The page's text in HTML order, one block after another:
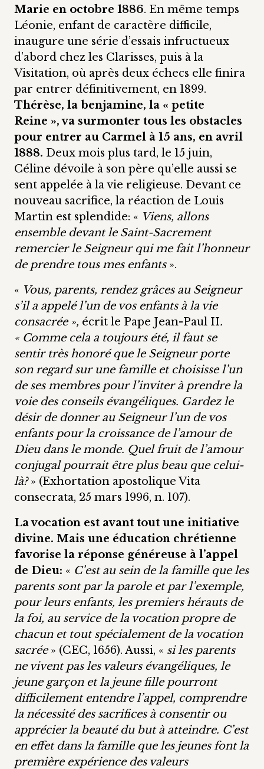
Marie en octobre 1886. En même temps
Léonie, enfant de caractère difficile,
inaugure une série d’essais infructueux
d’abord chez les Clarisses, puis à la
Visitation, où après deux échecs elle finira
par entrer définitivement, en 1899.
Thérèse, la benjamine, la « petite
Reine », va surmonter tous les obstacles
pour entrer au Carmel à 15 ans, en avril
1888. Deux mois plus tard, le 15 juin,
Céline dévoile à son père qu’elle aussi se
sent appelée à la vie religieuse. Devant ce
nouveau sacrifice, la réaction de Louis
Martin est splendide: « Viens, allons
ensemble devant le Saint-Sacrement
remercier le Seigneur qui me fait l’honneur
de prendre tous mes enfants ».
« Vous, parents, rendez grâces au Seigneur
s’il a appelé l’un de vos enfants à la vie
consacrée », écrit le Pape Jean-Paul II.
« Comme cela a toujours été, il faut se
sentir très honoré que le Seigneur porte
son regard sur une famille et choisisse l’un
de ses membres pour l’inviter à prendre la
voie des conseils évangéliques. Gardez le
désir de donner au Seigneur l’un de vos
enfants pour la croissance de l’amour de
Dieu dans le monde. Quel fruit de l’amour
conjugal pourrait être plus beau que celui-
là?» (Exhortation apostolique Vita
consecrata, 25 mars 1996, n. 107).
La vocation est avant tout une initiative
divine. Mais une éducation chrétienne
favorise la réponse généreuse à l’appel
de Dieu: « C’est au sein de la famille que les
parents sont par la parole et par l’exemple,
pour leurs enfants, les premiers hérauts de
la foi, au service de la vocation propre de
chacun et tout spécialement de la vocation
sacrée» (CEC, 1656). Aussi, « si les parents
ne vivent pas les valeurs évangéliques, le
jeune garçon et la jeune fille pourront
difficilement entendre l’appel, comprendre
la nécessité des sacrifices à consentir ou
apprécier la beauté du but à atteindre. C’est
en effet dans la famille que les jeunes font la
première expérience des valeurs